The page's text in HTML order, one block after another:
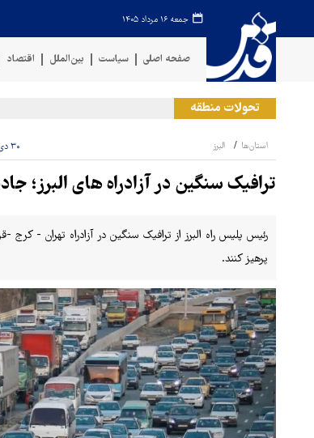
جمعه ۱۶ مرداد ۱۴۰۵
صفحه اصلی سیاست بین‌الملل اقتصاد
تحولات منطقه
استان‌ها البرز ۳۰ دی ۱۴۰۴ - ۰۷:۵۰
ترافیک سنگین در آزادراه های البرز؛
رئیس پلیس راه البرز از ترافیک سنگین در آزادراه تهران -
پرهیز کنند.